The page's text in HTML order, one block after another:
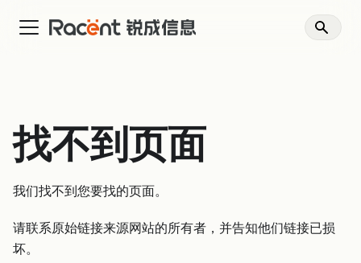
找不到页面
我们找不到您要找的页面。
请联系原始链接来源网站的所有者，并告知他们链接已损
坏。